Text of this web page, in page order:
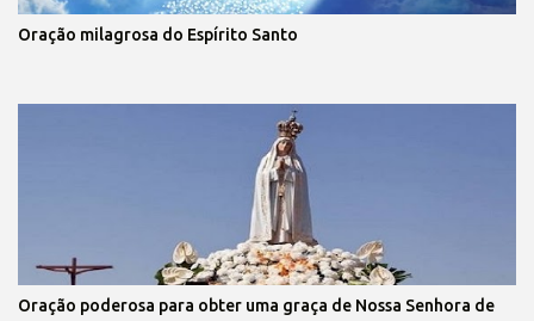
Oração milagrosa do Espírito Santo
Oração poderosa para obter uma graça de Nossa Senhora de